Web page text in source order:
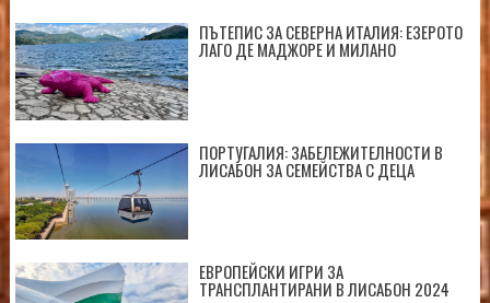
ПЪТЕПИС ЗА СЕВЕРНА ИТАЛИЯ: ЕЗЕРОТО
ЛАГО ДЕ МАДЖОРЕ И МИЛАНО
ПОРТУГАЛИЯ: ЗАБЕЛЕЖИТЕЛНОСТИ В
ЛИСАБОН ЗА СЕМЕЙСТВА С ДЕЦА
ЕВРОПЕЙСКИ ИГРИ ЗА
ТРАНСПЛАНТИРАНИ В ЛИСАБОН 2024